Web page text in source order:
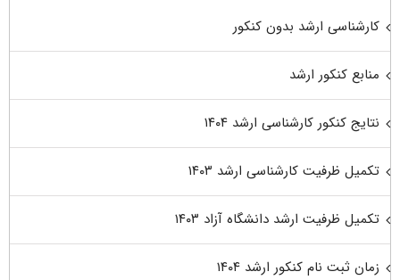
کارشناسی ارشد بدون کنکور
منابع کنکور ارشد
نتایج کنکور کارشناسی ارشد ۱۴۰۴
تکمیل ظرفیت کارشناسی ارشد ۱۴۰۳
تکمیل ظرفیت ارشد دانشگاه آزاد ۱۴۰۳
زمان ثبت نام کنکور ارشد ۱۴۰۴